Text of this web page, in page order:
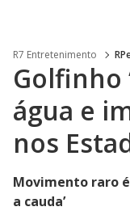
R7 Entretenimento
Golfinho
água e
nos
Movimento raro
a cauda’